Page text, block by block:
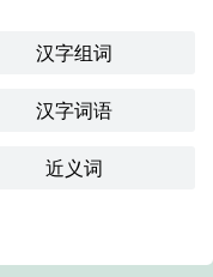
汉字组词
汉字词语
近义词